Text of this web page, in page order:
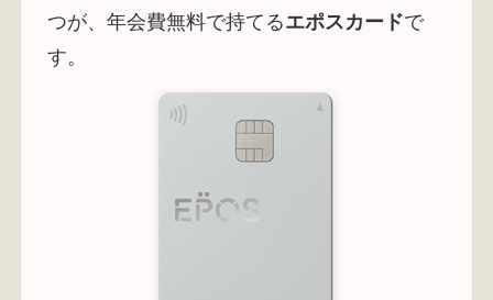
つが、年会費無料で持てるエポスカードで
す。